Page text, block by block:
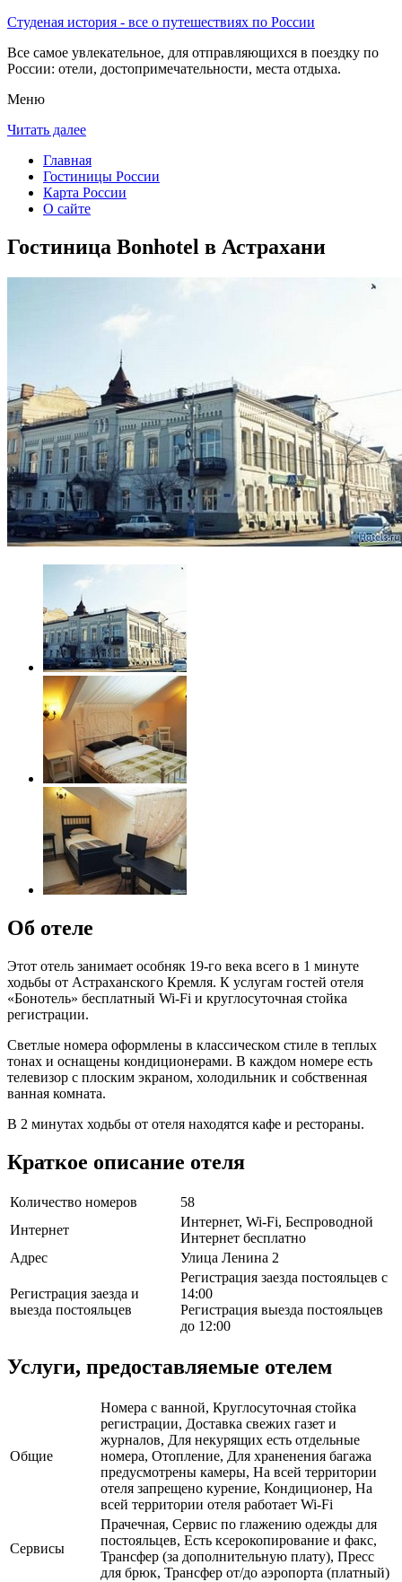
Студеная история - все о путешествиях по России
Все самое увлекательное, для отправляющихся в поездку по
России: отели, достопримечательности, места отдыха.
Меню
Читать далее
Главная
Гостиницы России
Карта России
О сайте
Гостиница Bonhotel в Астрахани
Об отеле
Этот отель занимает особняк 19-го века всего в 1 минуте
ходьбы от Астраханского Кремля. К услугам гостей отеля
«Бонотель» бесплатный Wi-Fi и круглосуточная стойка
регистрации.
Светлые номера оформлены в классическом стиле в теплых
тонах и оснащены кондиционерами. В каждом номере есть
телевизор с плоским экраном, холодильник и собственная
ванная комната.
В 2 минутах ходьбы от отеля находятся кафе и рестораны.
Краткое описание отеля
Количество номеров
58
Интернет
Интернет, Wi-Fi, Беспроводной
Интернет бесплатно
Адрес
Улица Ленина 2
Регистрация заезда и
выезда постояльцев
Регистрация заезда постояльцев с
14:00
Регистрация выезда постояльцев
до 12:00
Услуги, предоставляемые отелем
Общие
Номера с ванной, Круглосуточная стойка
регистрации, Доставка свежих газет и
журналов, Для некурящих есть отдельные
номера, Отопление, Для храненения багажа
предусмотрены камеры, На всей территории
отеля запрещено курение, Кондиционер, На
всей территории отеля работает Wi-Fi
Сервисы
Прачечная, Сервис по глажению одежды для
постояльцев, Есть ксерокопирование и факс,
Трансфер (за дополнительную плату), Пресс
для брюк, Трансфер от/до аэропорта (платный)